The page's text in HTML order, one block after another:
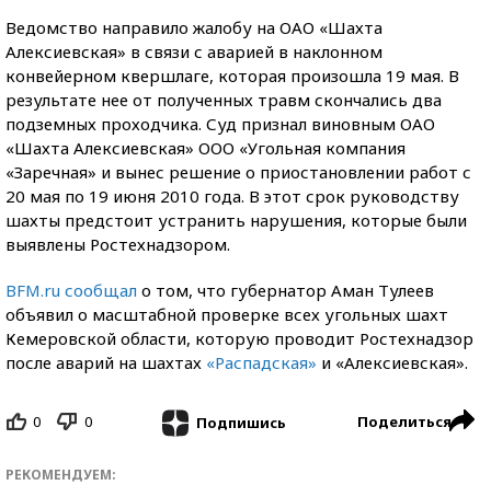
Ведомство направило жалобу на ОАО «Шахта
Алексиевская» в связи с аварией в наклонном
конвейерном квершлаге, которая произошла 19 мая. В
результате нее от полученных травм скончались два
подземных проходчика. Суд признал виновным ОАО
«Шахта Алексиевская» ООО «Угольная компания
«Заречная» и вынес решение о приостановлении работ с
20 мая по 19 июня 2010 года. В этот срок руководству
шахты предстоит устранить нарушения, которые были
выявлены Ростехнадзором.
BFM.ru сообщал о том, что губернатор Аман Тулеев
объявил о масштабной проверке всех угольных шахт
Кемеровской области, которую проводит Ростехнадзор
после аварий на шахтах «Распадская» и «Алексиевская».
0 0 Подпишись Поделиться
РЕКОМЕНДУЕМ: